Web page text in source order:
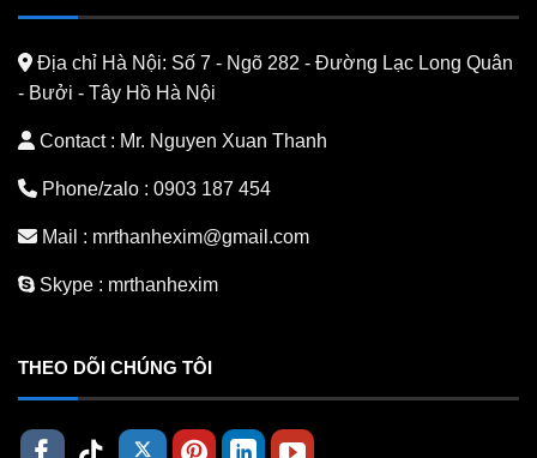
Địa chỉ Hà Nội: Số 7 - Ngõ 282 - Đường Lạc Long Quân
- Bưởi - Tây Hồ Hà Nội
Contact : Mr. Nguyen Xuan Thanh
Phone/zalo : 0903 187 454
Mail : mrthanhexim@gmail.com
Skype : mrthanhexim
THEO DÕI CHÚNG TÔI